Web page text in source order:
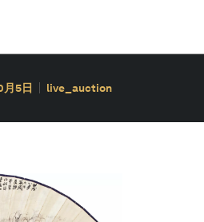
月5日 live_auction